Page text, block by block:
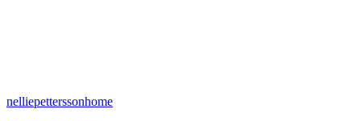
nelliepetterssonhome